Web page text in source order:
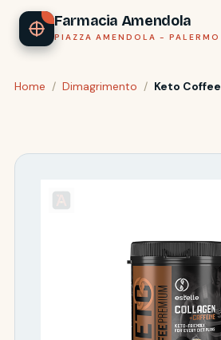
Farmacia Amendola
PIAZZA AMENDOLA - PALERMO
Home / Dimagrimento / Keto Coffee